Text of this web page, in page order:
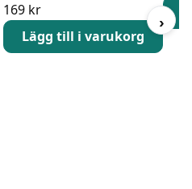
169 kr
Lägg till i varukorg
›